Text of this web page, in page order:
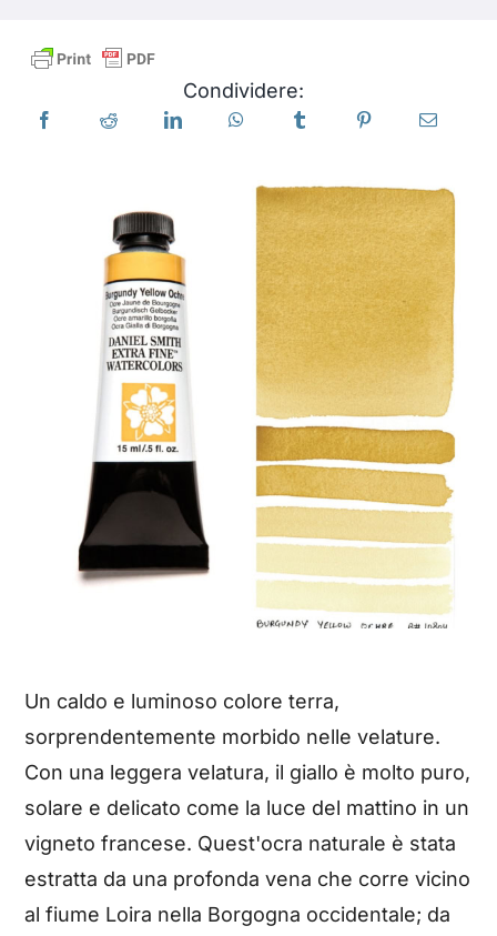
Libri
Eventi
Trova un rivenditore
Condividere:
Un caldo e luminoso colore terra,
sorprendentemente morbido nelle velature.
Con una leggera velatura, il giallo è molto puro,
solare e delicato come la luce del mattino in un
vigneto francese. Quest'ocra naturale è stata
estratta da una profonda vena che corre vicino
al fiume Loira nella Borgogna occidentale; da